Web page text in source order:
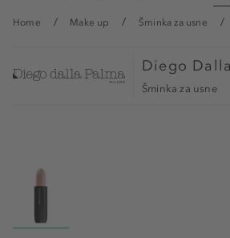
Home Make up Šminka za usne
Diego
Šminka za usne